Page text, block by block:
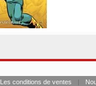
Les conditions de ventes |